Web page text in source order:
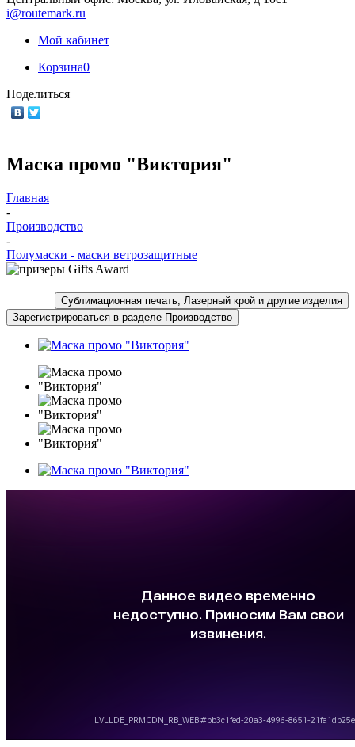
i@routemark.ru
Мой кабинет
Корзина0
Поделиться
Маска промо "Виктория"
Главная
-
Производство
-
Полумаски - маски ветрозащитные
Сублимационная печать, Лазерный крой и другие изделия
Зарегистрироваться в разделе Производство